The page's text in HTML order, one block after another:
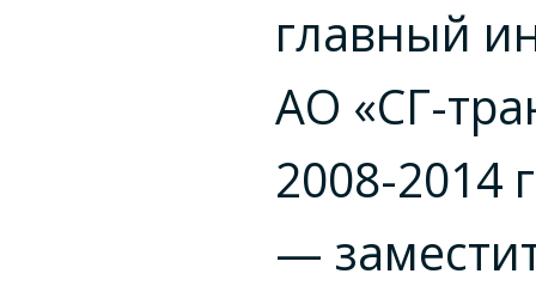
главный
АО «СГ-
2008-2014
—